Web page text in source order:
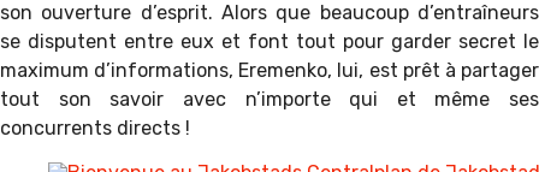
son ouverture d’esprit. Alors que beaucoup d’entraîneurs
se disputent entre eux et font tout pour garder secret le
maximum d’informations, Eremenko, lui, est prêt à partager
tout son savoir avec n’importe qui et même ses
concurrents directs !